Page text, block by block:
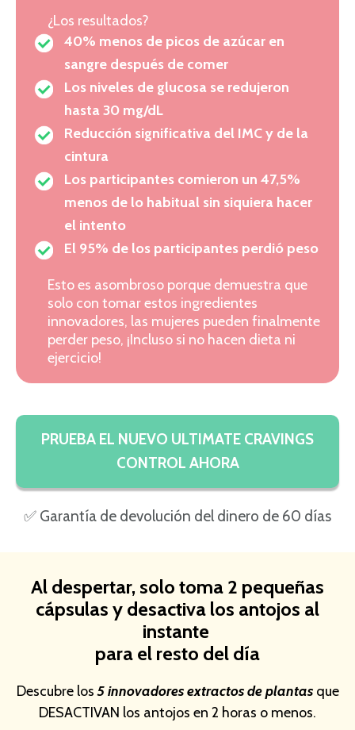
¿Los resultados?
40% menos de picos de azúcar en
sangre después de comer
Los niveles de glucosa se redujeron
hasta 30 mg/dL
Reducción significativa del IMC y de la
cintura
Los participantes comieron un 47,5%
menos de lo habitual sin siquiera hacer
el intento
El 95% de los participantes perdió peso
Esto es asombroso porque demuestra que
solo con tomar estos ingredientes
innovadores, las mujeres pueden finalmente
perder peso, ¡Incluso si no hacen dieta ni
ejercicio!
PRUEBA EL NUEVO ULTIMATE CRAVINGS
CONTROL AHORA
✅ Garantía de devolución del dinero de 60 días
Al despertar, solo toma 2 pequeñas
cápsulas y desactiva los antojos al
instante
para el resto del día
Descubre los5 innovadores extractos de plantas que
DESACTIVAN los antojos en 2 horas o menos.